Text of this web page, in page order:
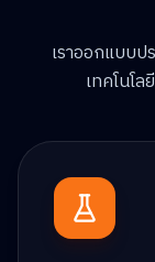
เราออกแบบป
เทคโนโ